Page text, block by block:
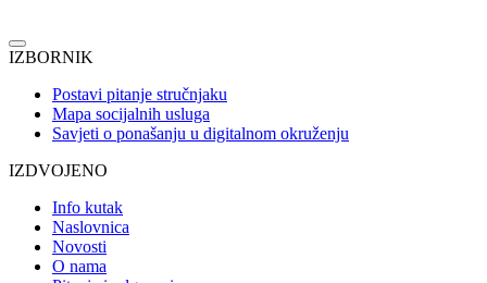
IZBORNIK
Postavi pitanje stručnjaku
Mapa socijalnih usluga
Savjeti o ponašanju u digitalnom okruženju
IZDVOJENO
Info kutak
Naslovnica
Novosti
O nama